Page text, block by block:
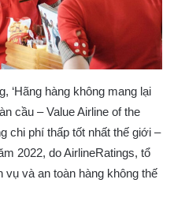
‘Hãng hàng không mang lại
cầu – Value Airline of the
chi phí thấp tốt nhất thế giới –
2022, do AirlineRatings, tổ
và an toàn hàng không thế